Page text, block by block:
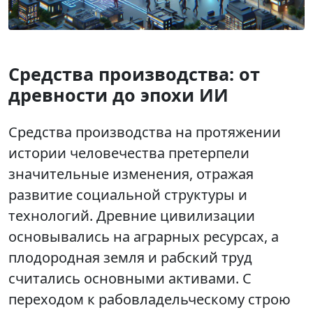
Средства производства: от
древности до эпохи ИИ
Средства производства на протяжении
истории человечества претерпели
значительные изменения, отражая
развитие социальной структуры и
технологий. Древние цивилизации
основывались на аграрных ресурсах, а
плодородная земля и рабский труд
считались основными активами. С
переходом к рабовладельческому строю